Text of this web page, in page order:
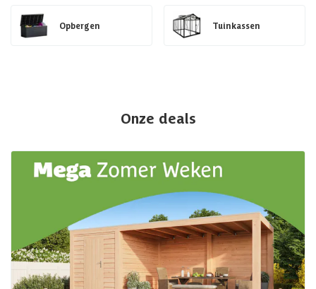
Opbergen Tuinkassen
Onze deals